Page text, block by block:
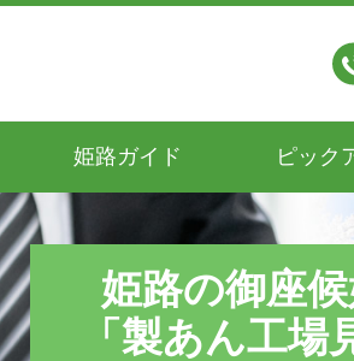
姫路の御座
「製あん工
姫路ガイド ピック